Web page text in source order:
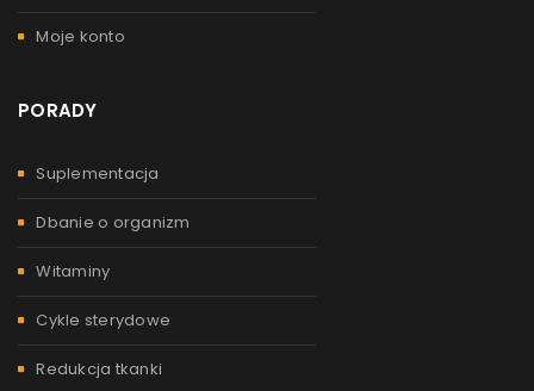
Moje konto
PORADY
Suplementacja
Dbanie o organizm
Witaminy
Cykle sterydowe
Redukcja tkanki